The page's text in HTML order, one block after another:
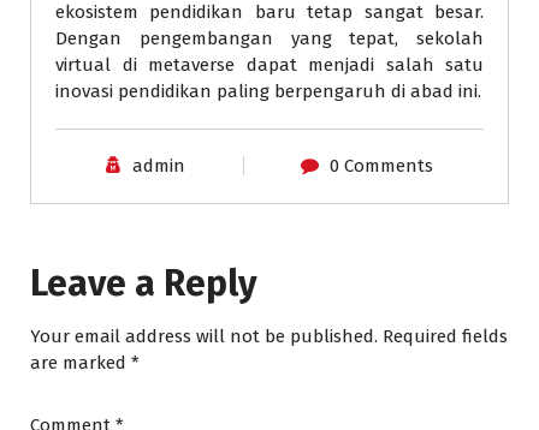
ekosistem pendidikan baru tetap sangat besar.
Dengan pengembangan yang tepat, sekolah
virtual di metaverse dapat menjadi salah satu
inovasi pendidikan paling berpengaruh di abad ini.
admin 0 Comments
Leave a Reply
Your email address will not be published. Required fields
are marked *
Comment *